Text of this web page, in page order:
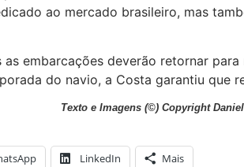
ao mercado brasileiro, mas
as embarcações deverão retornar
do navio, a Costa garantiu que
Texto e Imagens (©) Copyright
LinkedIn Mais